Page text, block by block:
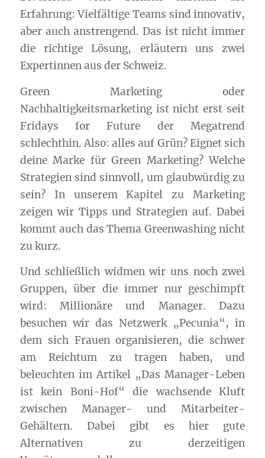
Erfahrung: Vielfältige Teams sind innovativ,
aber auch anstrengend. Das ist nicht immer
die richtige Lösung, erläutern uns zwei
Expertinnen aus der Schweiz.
Green Marketing oder
Nachhaltigkeitsmarketing ist nicht erst seit
Fridays for Future der Megatrend
schlechthin. Also: alles auf Grün? Eignet sich
deine Marke für Green Marketing? Welche
Strategien sind sinnvoll, um glaubwürdig zu
sein? In unserem Kapitel zu Marketing
zeigen wir Tipps und Strategien auf. Dabei
kommt auch das Thema Greenwashing nicht
zu kurz.
Und schließlich widmen wir uns noch zwei
Gruppen, über die immer nur geschimpft
wird: Millionäre und Manager. Dazu
besuchen wir das Netzwerk „Pecunia“, in
dem sich Frauen organisieren, die schwer
am Reichtum zu tragen haben, und
beleuchten im Artikel „Das Manager-Leben
ist kein Boni-Hof“ die wachsende Kluft
zwischen Manager- und Mitarbeiter-
Gehältern. Dabei gibt es hier gute
Alternativen zu derzeitigen